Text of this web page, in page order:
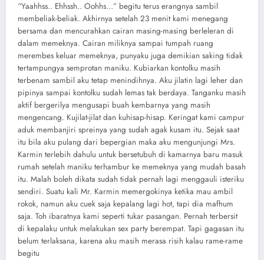
“Yaahhss.. Ehhssh.. Oohhs…” begitu terus erangnya sambil
membeliak-beliak. Akhirnya setelah 23 menit kami menegang
bersama dan mencurahkan cairan masing-masing berleleran di
dalam memeknya. Cairan miliknya sampai tumpah ruang
merembes keluar memeknya, punyaku juga demikian saking tidak
tertampungya semprotan maniku. Kubiarkan kontolku masih
terbenam sambil aku tetap menindihnya. Aku jilatin lagi leher dan
pipinya sampai kontolku sudah lemas tak berdaya. Tanganku masih
aktif bergerilya mengusapi buah kembarnya yang masih
mengencang. Kujilat-jilat dan kuhisap-hisap. Keringat kami campur
aduk membanjiri spreinya yang sudah agak kusam itu. Sejak saat
itu bila aku pulang dari bepergian maka aku mengunjungi Mrs.
Karmin terlebih dahulu untuk bersetubuh di kamarnya baru masuk
rumah setelah maniku terhambur ke memeknya yang mudah basah
itu. Malah boleh dikata sudah tidak pernah lagi menggauli isteriku
sendiri. Suatu kali Mr. Karmin memergokinya ketika mau ambil
rokok, namun aku cuek saja kepalang lagi hot, tapi dia mafhum
saja. Toh ibaratnya kami seperti tukar pasangan. Pernah terbersit
di kepalaku untuk melakukan sex party berempat. Tapi gagasan itu
belum terlaksana, karena aku masih merasa risih kalau rame-rame
begitu